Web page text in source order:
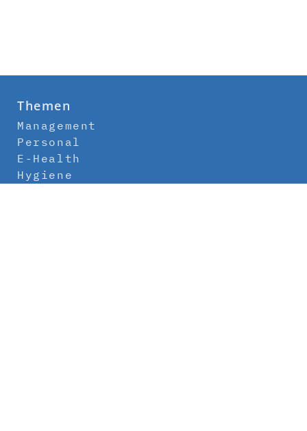
Themen
Management
Personal
E-Health
Hygiene